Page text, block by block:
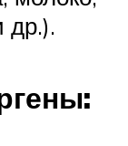
др.).